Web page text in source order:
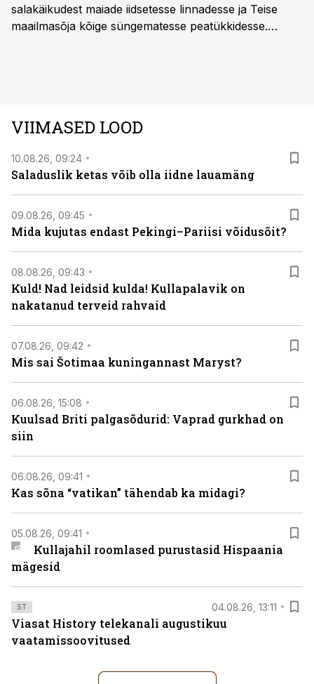
salakäikudest maiade iidsetesse linnadesse ja Teise
maailmasõja kõige süngematesse peatükkidesse.
viasathistory.eu/ee
VIIMASED LOOD
10.08.26, 09:24
Saladuslik ketas võib olla iidne lauamäng
09.08.26, 09:45
Mida kujutas endast Pekingi–Pariisi võidusõit?
08.08.26, 09:43
Kuld! Nad leidsid kulda! Kullapalavik on
nakatanud terveid rahvaid
07.08.26, 09:42
Mis sai Šotimaa kuningannast Maryst?
06.08.26, 15:08
Kuulsad Briti palgasõdurid: Vaprad gurkhad on
siin
06.08.26, 09:41
Kas sõna “vatikan” tähendab ka midagi?
05.08.26, 09:41
Kullajahil roomlased purustasid Hispaania
mägesid
ST 04.08.26, 13:11
Viasat History telekanali augustikuu
vaatamissoovitused